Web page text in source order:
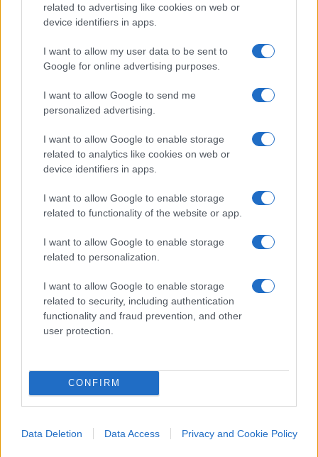
related to advertising like cookies on web or
device identifiers in apps.
I want to allow my user data to be sent to
Google for online advertising purposes.
I want to allow Google to send me
personalized advertising.
I want to allow Google to enable storage
related to analytics like cookies on web or
device identifiers in apps.
I want to allow Google to enable storage
related to functionality of the website or app.
I want to allow Google to enable storage
related to personalization.
I want to allow Google to enable storage
related to security, including authentication
functionality and fraud prevention, and other
user protection.
CONFIRM
Data Deletion Data Access Privacy and Cookie Policy
#LUIGI DI MAIO
#MOVIMENTO 5 STELLE
#URSULA
Pagina
SUCCESSIVA
15
SEDUTE SATIRICHE
Vai all'archivio delle vignette
Garlasco, in arrivo 4 nuove
consulenze